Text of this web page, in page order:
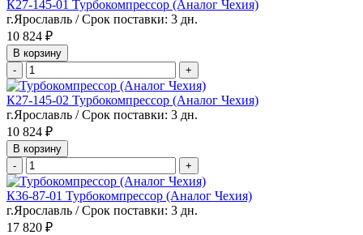
К27-145-01 Турбокомпрессор (Аналог Чехия)
г.Ярославль / Срок поставки: 3 дн.
10 824 ₽
В корзину
-
+
К27-145-02 Турбокомпрессор (Аналог Чехия)
г.Ярославль / Срок поставки: 3 дн.
10 824 ₽
В корзину
-
+
К36-87-01 Турбокомпрессор (Аналог Чехия)
г.Ярославль / Срок поставки: 3 дн.
17 820 ₽